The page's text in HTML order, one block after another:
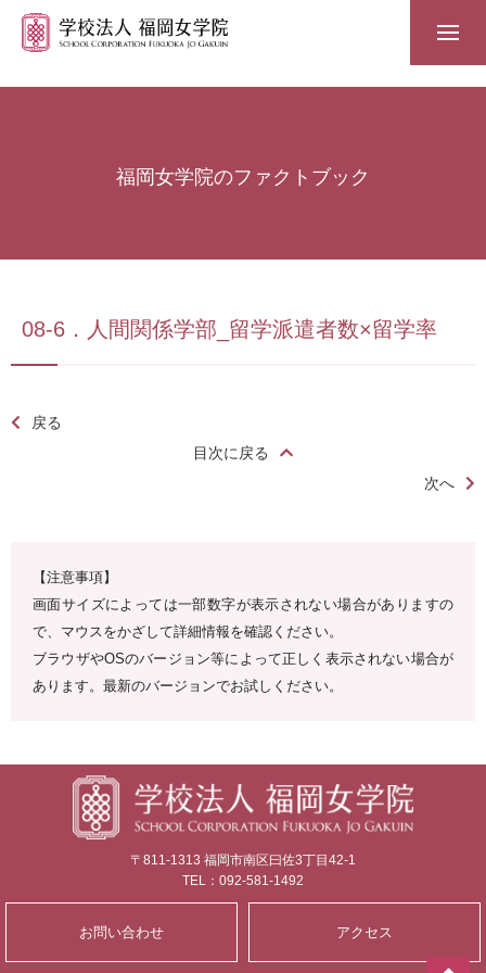
福岡女学院のファクトブック
08-6．人間関係学部_留学派遣者数×留学率
戻る
目次に戻る
次へ
【注意事項】
画面サイズによっては一部数字が表示されない場合がありますの
で、マウスをかざして詳細情報を確認ください。
ブラウザやOSのバージョン等によって正しく表示されない場合が
あります。最新のバージョンでお試しください。
〒811-1313 福岡市南区曰佐3丁目42-1
TEL：092-581-1492
お問い合わせ アクセス